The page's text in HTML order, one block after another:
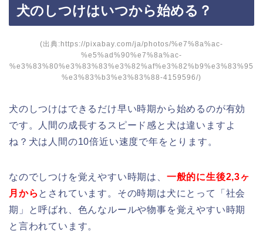
犬のしつけはいつから始める？
(出典:https://pixabay.com/ja/photos/%e7%8a%ac-
%e5%ad%90%e7%8a%ac-
%e3%83%80%e3%83%83%e3%82%af%e3%82%b9%e3%83%95
%e3%83%b3%e3%83%88-4159596/)
犬のしつけはできるだけ早い時期から始めるのが有効
です。人間の成長するスピード感と犬は違いますよ
ね？犬は人間の10倍近い速度で年をとります。
なのでしつけを覚えやすい時期は、 一般的に生後2,3ヶ
月から とされています。その時期は犬にとって「社会
期」と呼ばれ、色んなルールや物事を覚えやすい時期
と言われています。